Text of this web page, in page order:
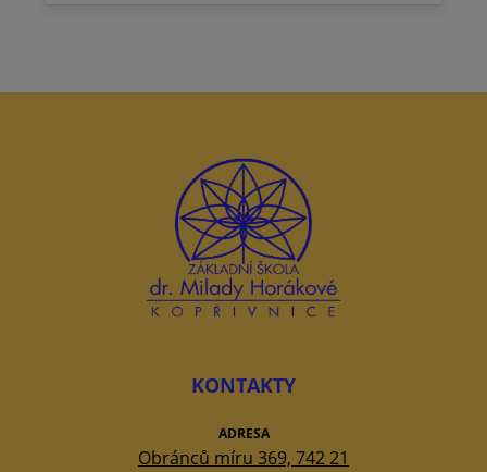
KONTAKTY
ADRESA
Obránců míru 369, 742 21